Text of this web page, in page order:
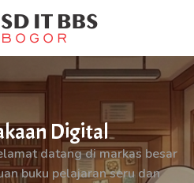
Digital
datang di markas besar
buku pelajaran seru dan